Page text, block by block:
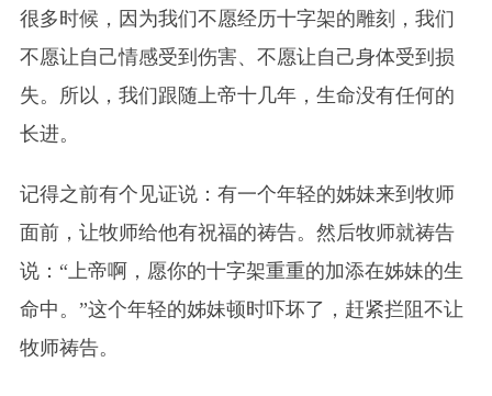
很多时候，因为我们不愿经历十字架的雕刻，我们
不愿让自己情感受到伤害、不愿让自己身体受到损
失。所以，我们跟随上帝十几年，生命没有任何的
长进。
记得之前有个见证说：有一个年轻的姊妹来到牧师
面前，让牧师给他有祝福的祷告。然后牧师就祷告
说：“上帝啊，愿你的十字架重重的加添在姊妹的生
命中。 ”这个年轻的姊妹顿时吓坏了，赶紧拦阻不让
牧师祷告。